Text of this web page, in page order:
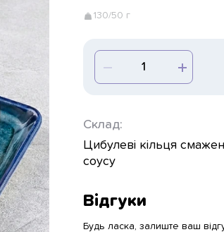
130/50 г
Склад:
Цибулеві кільця
соусу
Відгуки
Будь ласка, залиште ваш